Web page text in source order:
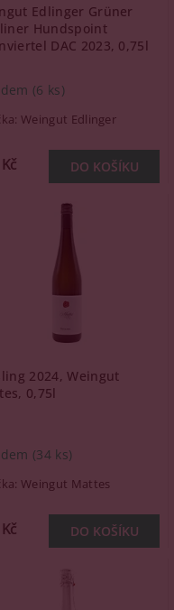
Edlinger Grüner
Hundspoint
DAC 2023, 0,75l
(6 ks)
Weingut Edlinger
2024, Weingut
0,75l
(34 ks)
Weingut Mattes